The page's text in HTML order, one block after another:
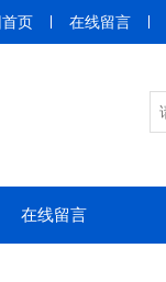
页 在线留言
在线留言